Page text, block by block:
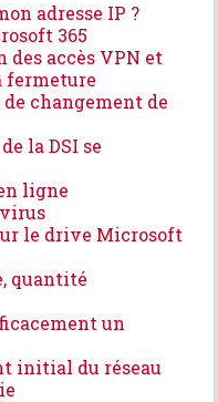
adresse IP ?
365
des accès VPN et
fermeture
de changement de
la DSI se
ligne
le drive Microsoft
quantité
un
initial du réseau